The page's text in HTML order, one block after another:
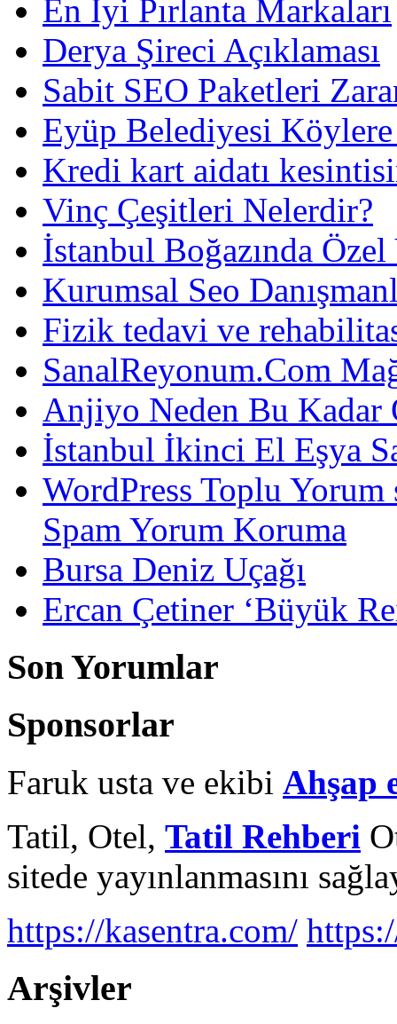
En İyi Pırlanta Markaları
Derya Şireci Açıklaması
Sabit SEO Paketleri
Eyüp Belediyesi
Kredi kart aidatı
Vinç Çeşitleri Nelerdir?
İstanbul Boğazında
Kurumsal Seo
Fizik tedavi ve
SanalReyonum.Com
Anjiyo Neden Bu Kadar
İstanbul İkinci El Eşya
WordPress Toplu
Spam Yorum Koruma
Bursa Deniz Uçağı
Ercan Çetiner ‘Büyük
Son Yorumlar
Sponsorlar
Faruk usta ve ekibi Ahşap
Tatil, Otel, Tatil Rehberi
sitede yayınlanmasını
https://kasentra.com/
Arşivler